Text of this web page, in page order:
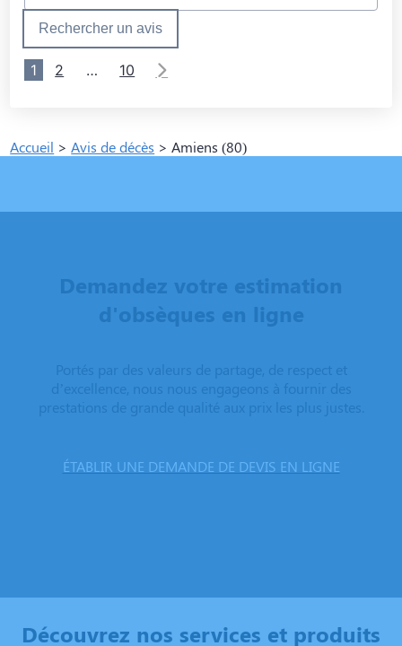
Rechercher un avis
1 2 … 10
Accueil >Avis de décès >Amiens (80)
Demandez votre estimation
d'obsèques en ligne
Portés par des valeurs de partage, de respect et
d’excellence, nous nous engageons à fournir des
prestations de grande qualité aux prix les plus justes.
ÉTABLIR UNE DEMANDE DE DEVIS EN LIGNE
Découvrez nos services et produits